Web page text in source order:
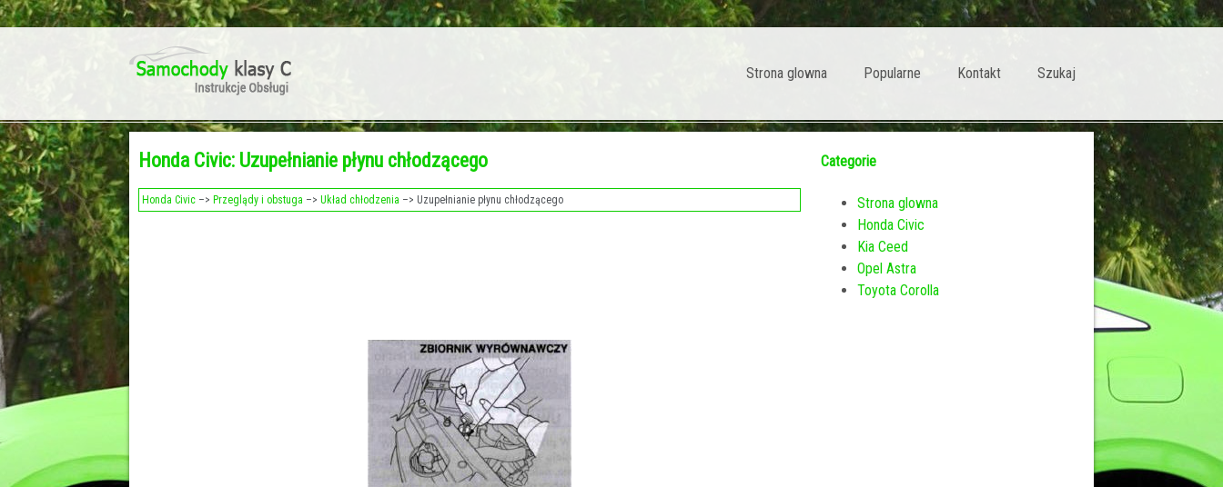
Strona glowna Popularne Kontakt Szukaj
Honda Civic: Uzupełnianie płynu chłodzącego
Honda Civic –> Przeglądy i obstuga –> Układ chłodzenia –> Uzupełnianie płynu chłodzącego
Categorie
Strona glowna
Honda Civic
Kia Ceed
Opel Astra
Toyota Corolla